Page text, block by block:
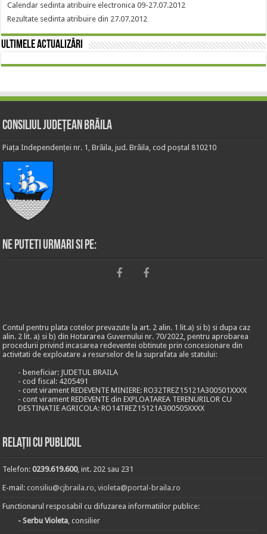
Calendar sedinta atribuire electronica 09-27.07.2012
Rezultate sedinta atribuire din 27.07.2012
Ultimele actualizări
Consiliul Județean Brăila
Piața Independenței nr. 1, Brăila, jud. Brăila, cod poștal 810210
Ne puteti urmari si pe:
Contul pentru plata cotelor prevazute la art. 2 alin. 1 lit.a) si b) si dupa caz
alin. 2 lit. a) si b) din Hotararea Guvernului nr. 70/2022, pentru aprobarea
procedurii privind incasarea redeventei obtinute prin concesionare din
activitati de exploatare a resurselor de la suprafata ale statului:
- beneficiar: JUDETUL BRAILA
- cod fiscal: 4205491
- cont virament REDEVENTE MINIERE: RO32TREZ15121A300501XXXX
- cont virament REDEVENTE din EXPLOATAREA TERENURILOR CU
DESTINATIE AGRICOLA: RO14TREZ15121A300505XXXX
Relații cu publicul
Telefon:0239.619.600, int. 202 sau 231
E-mail:consiliu@cjbraila.ro,violeta@portal-braila.ro
Functionarul resposabil cu difuzarea informatiilor publice:
- Serbu Violeta, consilier